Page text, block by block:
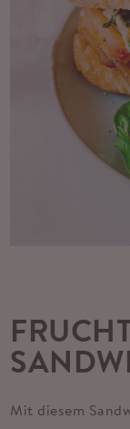
Mit diesem